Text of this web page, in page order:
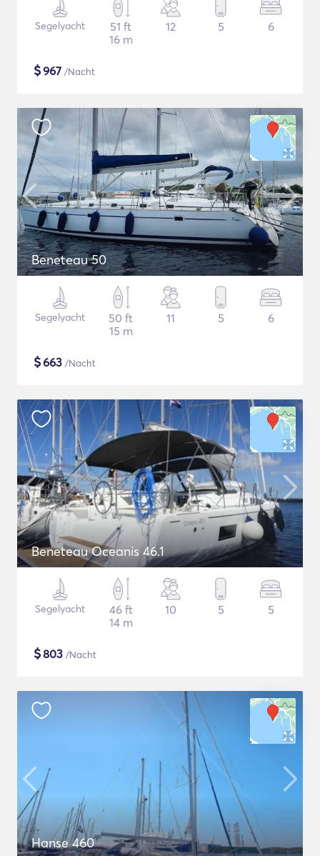
Segelyacht
51 ft
16 m
12 5 6
$967 /Nacht
Beneteau 50
Segelyacht
50 ft
15 m
11 5 6
$663 /Nacht
Beneteau Oceanis 46.1
Segelyacht
46 ft
14 m
10 5 5
$803 /Nacht
Hanse 460